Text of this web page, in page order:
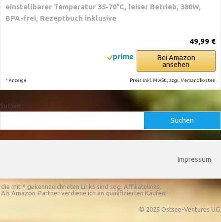
einstellbarer Temperatur 35-70°C, leiser Betrieb, 380W,
BPA-frei, Rezeptbuch inklusive
49,99 €
Bei Amazon
ansehen
* Anzeige Preis inkl. MwSt., zzgl. Versandkosten
Suchen
Suchen
Impressum
die mit * gekennzeichneten Links sind sog. Affiliatelinks.
Als Amazon-Partner verdiene ich an qualifizierten Käufen!
© 2025 Ostsee-Ventures UG